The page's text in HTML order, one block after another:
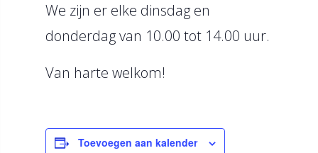
We zijn er elke dinsdag en
donderdag van 10.00 tot 14.00 uur.
Van harte welkom!
Toevoegen aan kalender